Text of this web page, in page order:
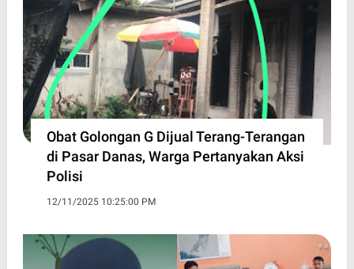
Obat Golongan G Dijual Terang-Terangan
di Pasar Danas, Warga Pertanyakan Aksi
Polisi
12/11/2025 10:25:00 PM